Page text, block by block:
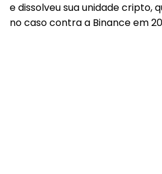
e dissolveu sua unidade cripto,
no caso contra a Binance em